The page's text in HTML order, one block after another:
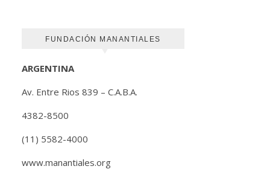
FUNDACIÓN MANANTIALES
ARGENTINA
Av. Entre Rios 839 – C.A.B.A.
4382-8500
(11) 5582-4000
www.manantiales.org